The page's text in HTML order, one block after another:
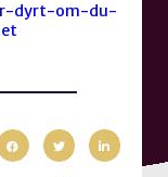
dyrt-om-du-